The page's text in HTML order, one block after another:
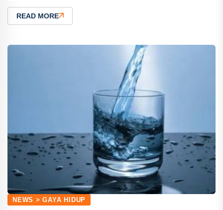
READ MORE
NEWS > GAYA HIDUP